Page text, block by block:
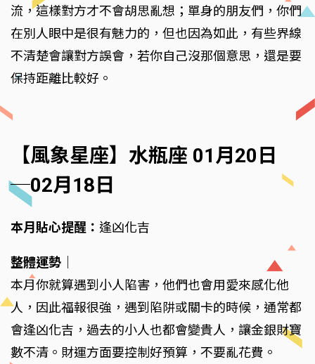
流，這樣對方才不會胡思亂想；單身的朋友們，你們
在別人眼中是很有魅力的，但也因為如此，有些界線
不清楚會讓對方誤會，若你自己沒那個意思，還是要
保持距離比較好。
【風象星座】水瓶座 01月20日
─02月18日
本月貼心提醒： 逢凶化吉
整體運勢
本月你就算遇到小人陷害，他們也會用愛來感化他
人，因此福報很強，遇到陷阱或關卡的時候，通常都
會逢凶化吉，過去的小人也都會變貴人，讓金銀財寶
數不清。財運方面要控制好預算，不要亂花費。